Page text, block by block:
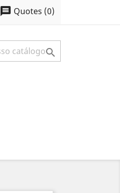
message Quotes (0)
